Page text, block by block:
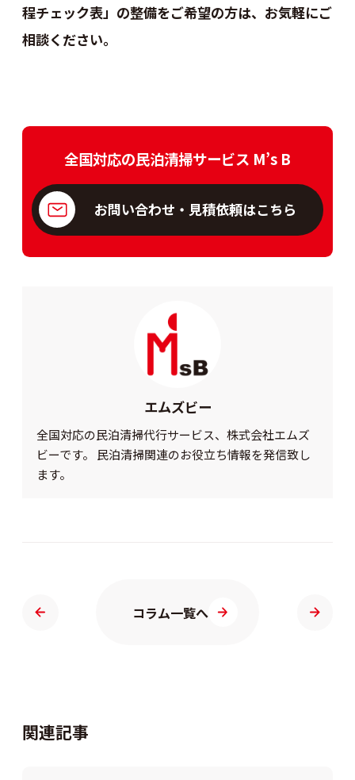
程チェック表」の整備をご希望の方は、お気軽にご
相談ください。
全国対応の民泊清掃サービス M’s B
お問い合わせ・見積依頼はこちら
エムズビー
全国対応の民泊清掃代行サービス、株式会社エムズ
ビーです。 民泊清掃関連のお役立ち情報を発信致し
ます。
コラム一覧へ
関連記事